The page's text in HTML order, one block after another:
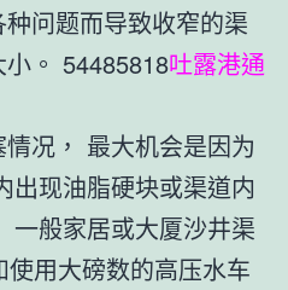
问题而导致收窄的渠
。 54485818吐露港通
况， 最大机会是因为
出现油脂硬块或渠道内
一般家居或大厦沙井渠
用大磅数的高压水车